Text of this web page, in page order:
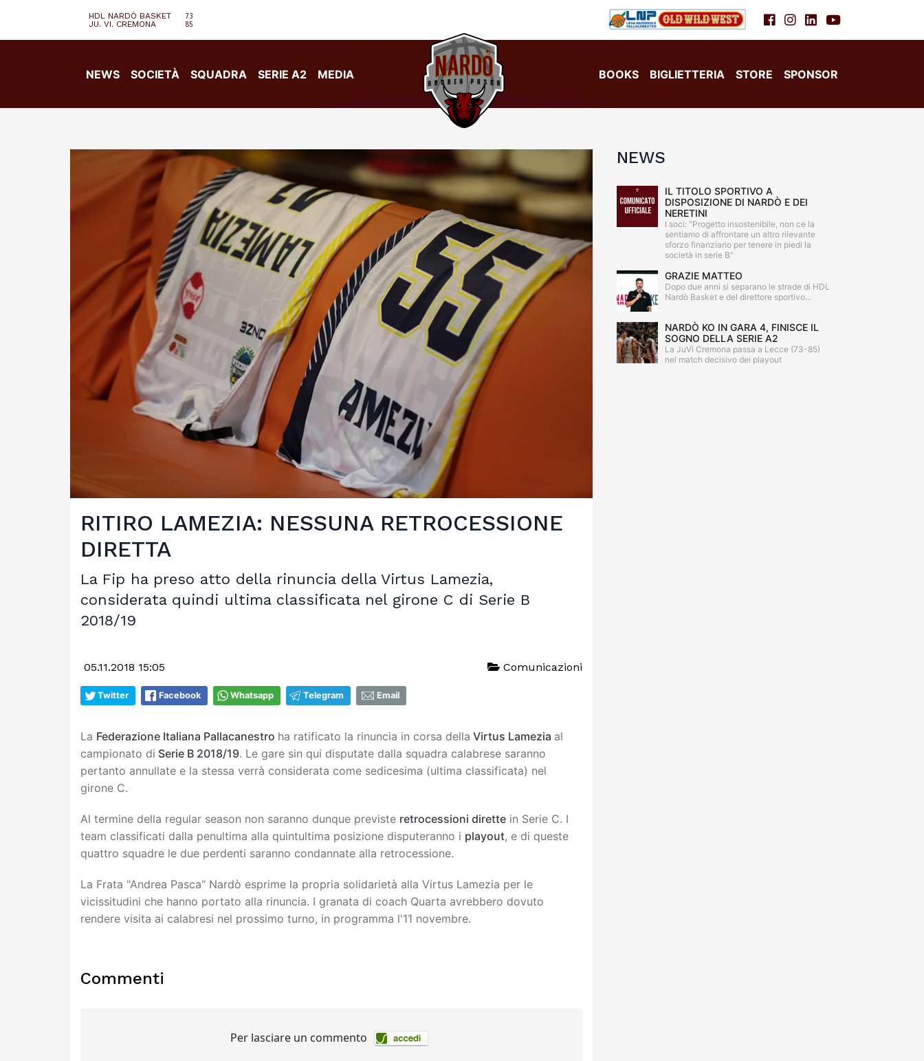
HDL NARDÒ BASKET
JU. VI. CREMONA
73
85
NEWS SOCIETÀ SQUADRA SERIE A2 MEDIA BOOKS BIGLIETTERIA STORE SPONSOR
RITIRO LAMEZIA: NESSUNA RETROCESSIONE
DIRETTA
La Fip ha preso atto della rinuncia della Virtus Lamezia,
considerata quindi ultima classificata nel girone C di Serie B
2018/19
05.11.2018 15:05 Comunicazioni
Twitter Facebook Whatsapp Telegram Email
La Federazione Italiana Pallacanestro ha ratificato la rinuncia in corsa della Virtus Lamezia al
campionato di Serie B 2018/19. Le gare sin qui disputate dalla squadra calabrese saranno
pertanto annullate e la stessa verrà considerata come sedicesima (ultima classificata) nel
girone C.
Al termine della regular season non saranno dunque previste retrocessioni dirette in Serie C. I
team classificati dalla penultima alla quintultima posizione disputeranno i playout, e di queste
quattro squadre le due perdenti saranno condannate alla retrocessione.
La Frata "Andrea Pasca" Nardò esprime la propria solidarietà alla Virtus Lamezia per le
vicissitudini che hanno portato alla rinuncia. I granata di coach Quarta avrebbero dovuto
rendere visita ai calabresi nel prossimo turno, in programma l'11 novembre.
Commenti
NEWS
IL TITOLO SPORTIVO A
DISPOSIZIONE DI NARDÒ E DEI
NERETINI
I soci: "Progetto insostenibile, non ce la
sentiamo di affrontare un altro rilevante
sforzo finanziario per tenere in piedi la
società in serie B"
GRAZIE MATTEO
Dopo due anni si separano le strade di HDL
Nardò Basket e del direttore sportivo...
NARDÒ KO IN GARA 4, FINISCE IL
SOGNO DELLA SERIE A2
La JuVi Cremona passa a Lecce (73-85)
nel match decisivo dei playout